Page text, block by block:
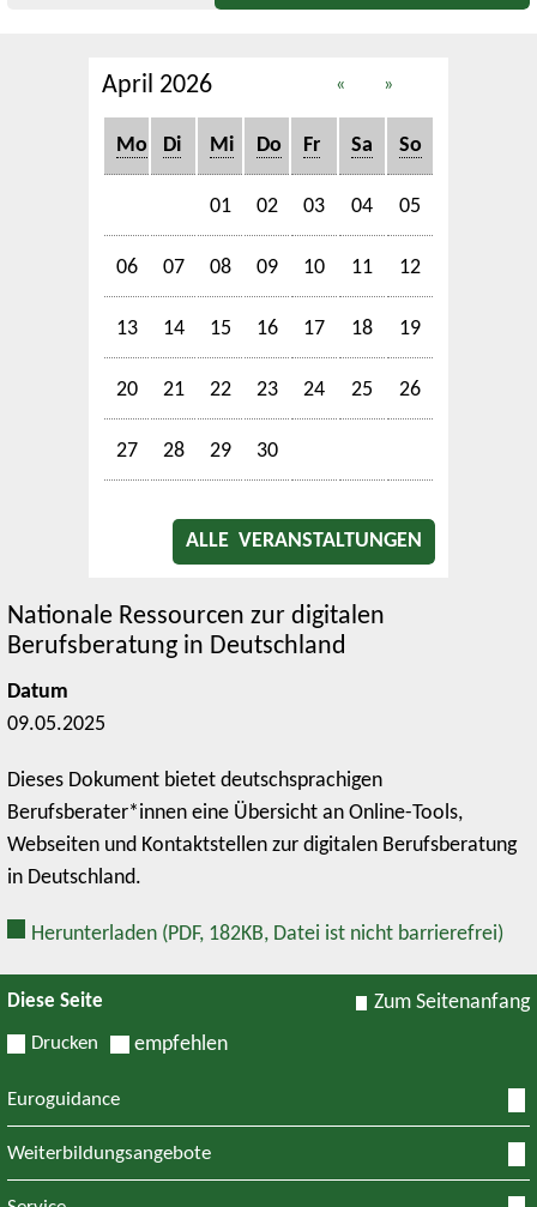
April 2026 « »
Mo Di Mi Do Fr Sa So
01 02 03 04 05
06 07 08 09 10 11 12
13 14 15 16 17 18 19
20 21 22 23 24 25 26
27 28 29 30
ALLE VERANSTALTUNGEN
Nationale Ressourcen zur digitalen
Berufsberatung in Deutschland
Datum
09.05.2025
Dieses Dokument bietet deutschsprachigen
Berufsberater*innen eine Übersicht an Online-Tools,
Webseiten und Kontaktstellen zur digitalen Berufsberatung
in Deutschland.
Herunterladen (PDF, 182KB, Datei ist nicht barrierefrei)
Diese Seite
Drucken empfehlen
Zum Seitenanfang
Euroguidance
Weiterbildungsangebote